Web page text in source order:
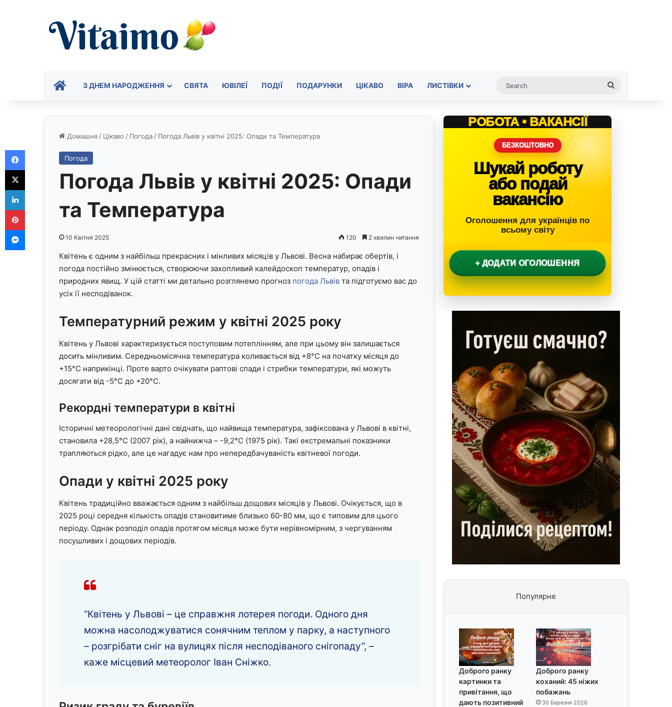
ГОЛОВНАЗ ДНЕМ НАРОДЖЕННЯ СВЯТА ЮВІЛЕЇ ПОДІЇ ПОДАРУНКИ ЦІКАВО ВІРА ЛИСТІВКИ
Домашня / Цікаво / Погода / Погода Львів у квітні 2025: Опади та Температура
Погода
Погода Львів у квітні 2025: Опади
та Температура
10 Квітня 2025 120 2 хвилин читання
Квітень є одним з найбільш прекрасних і мінливих місяців у Львові. Весна набирає обертів, і
погода постійно змінюється, створюючи захопливий калейдоскоп температур, опадів і
природних явищ. У цій статті ми детально розглянемо прогноз погода Львів та підготуємо вас до
усіх її несподіванок.
Температурний режим у квітні 2025 року
Квітень у Львові характеризується поступовим потеплінням, але при цьому він залишається
досить мінливим. Середньомісячна температура коливається від +8°C на початку місяця до
+15°C наприкінці. Проте варто очікувати раптові спади і стрибки температури, які можуть
досягати від -5°C до +20°C.
Рекордні температури в квітні
Історичні метеорологічні дані свідчать, що найвища температура, зафіксована у Львові в квітні,
становила +28,5°C (2007 рік), а найнижча – -9,2°C (1975 рік). Такі екстремальні показники
трапляються рідко, але це нагадує нам про непередбачуваність квітневої погоди.
Опади у квітні 2025 року
Квітень традиційно вважається одним з найбільш дощових місяців у Львові. Очікується, що в
2025 році середня кількість опадів становитиме близько 60-80 мм, що є типовим для цього
періоду. Однак розподіл опадів протягом місяця може бути нерівномірним, з чергуванням
посушливих і дощових періодів.
“Квітень у Львові – це справжня лотерея погоди. Одного дня
можна насолоджуватися сонячним теплом у парку, а наступного
– розгрібати сніг на вулицях після несподіваного снігопаду”, –
каже місцевий метеоролог Іван Сніжко.
РОБОТА • ВАКАНСІЇ
БЕЗКОШТОВНО
Шукай роботу
або подай
вакансію
Оголошення для українців по
всьому світу
+ ДОДАТИ ОГОЛОШЕННЯ
Популярне
Доброго ранку
картинки та
привітання, що
дають позитивний
Доброго ранку
коханий: 45 ніжих
побажань
30 Березня 2026
Facebook
X
LinkedIn
Pinterest
Messenger